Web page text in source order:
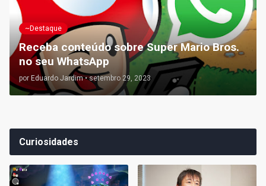
~Destaque
Receba conteúdo sobre Super Mario Bros.
no seu WhatsApp
por Eduardo Jardim • setembro 29, 2023
Curiosidades